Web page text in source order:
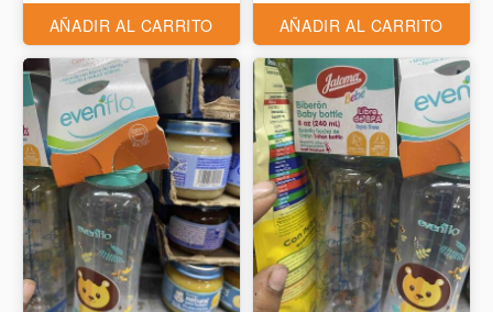
AÑADIR AL CARRITO AÑADIR AL CARRITO